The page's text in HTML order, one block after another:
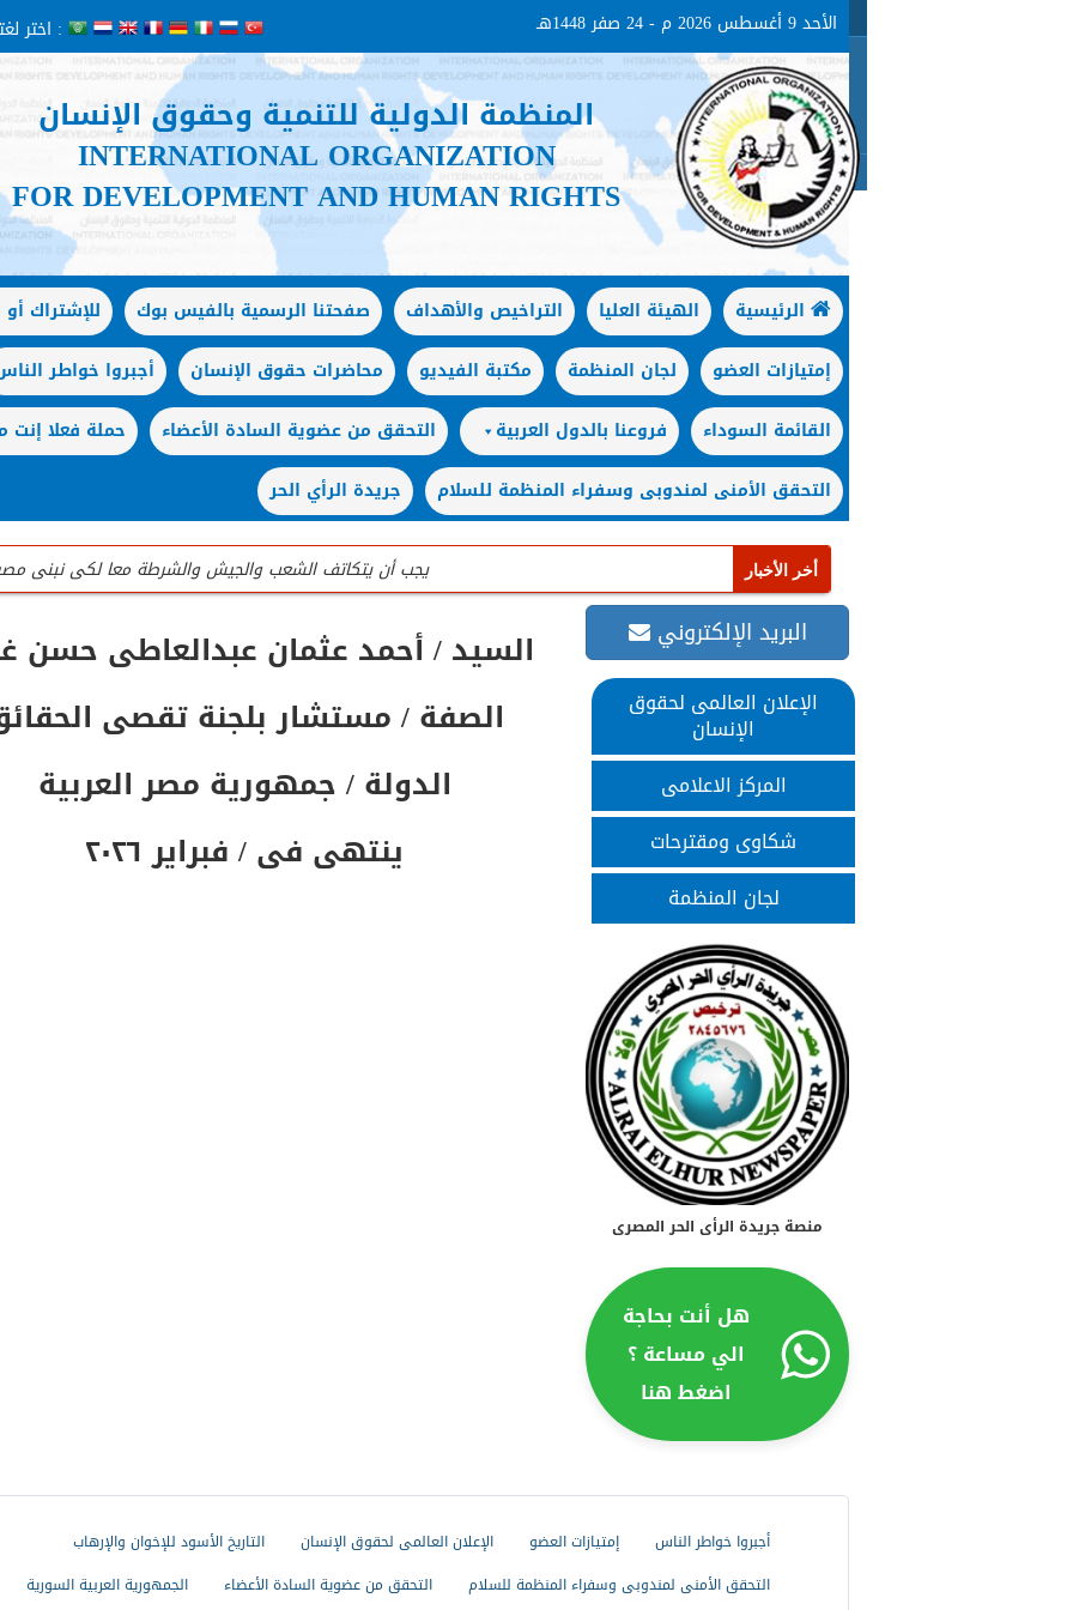
الأحد 9 أغسطس 2026 م - 24 صفر 1448هـ اختر لغتك :
المنظمة الدولية للتنمية وحقوق الإنسان
INTERNATIONAL ORGANIZATION
FOR DEVELOPMENT AND HUMAN RIGHTS
الرئيسية الهيئة العليا التراخيص والأهداف صفحتنا الرسمية بالفيس بوك
للإشتراك أو
إمتيازات العضو
لجان المنظمة مكتبة الفيديو محاضرات حقوق الإنسان
أجبروا خواطر
القائمة السوداء
فروعنا بالدول العربية التحقق من عضوية السادة الأعضاء
حملة فعلا
التحقق الأمنى لمندوبى وسفراء المنظمة للسلام
جريدة الرأي الحر
يجب أن يتكاتف الشعب والجيش والشرطة معا لكى نبنى
جميع لجان المنظمة عمل تطوعى وليست وظيفه
تليفون / واتس المنظمة الرئيسى للتواصل والإستفسار / 0201020407090
البريد الإلكتروني
الإعلان العالمى لحقوق
الإنسان
المركز الاعلامى
شكاوى ومقترحات
لجان المنظمة
منصة جريدة الرأى الحر المصرى
هل أنت بحاجة
الي مساعة ؟
اضغط هنا
السيد / أحمد عثمان عبدالعاطى حسن
الصفة / مستشار بلجنة تقصى
الدولة / جمهورية مصر العربية
ينتهى فى / فبراير ٢٠٢٦
أجبروا خواطر الناس إمتيازات العضو الإعلان العالمى لحقوق الإنسان
التاريخ الأسود للإخوان والإرهاب
التحقق الأمنى لمندوبى وسفراء المنظمة للسلام
التحقق من عضوية السادة الأعضاء الجمهورية العربية السورية